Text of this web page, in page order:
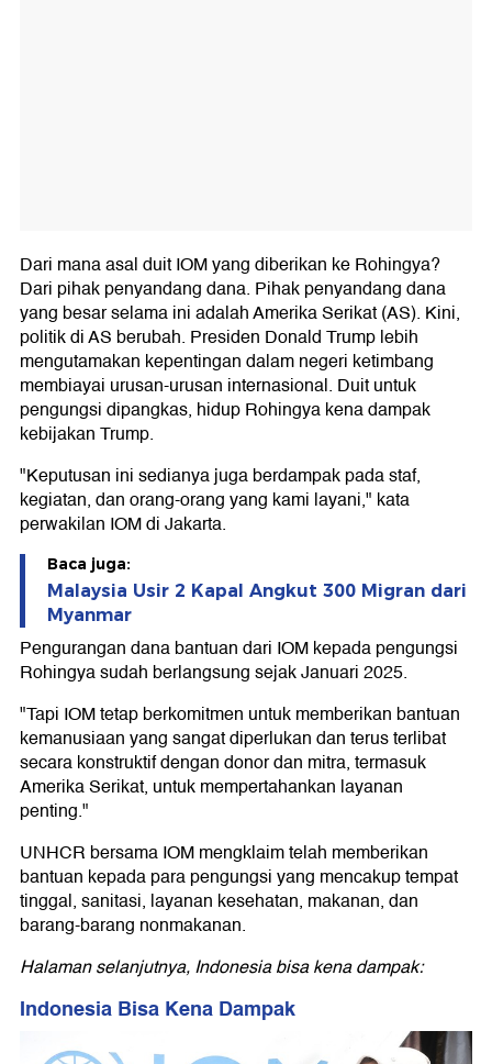
Dari mana asal duit IOM yang diberikan ke Rohingya?
Dari pihak penyandang dana. Pihak penyandang dana
yang besar selama ini adalah Amerika Serikat (AS). Kini,
politik di AS berubah. Presiden Donald Trump lebih
mengutamakan kepentingan dalam negeri ketimbang
membiayai urusan-urusan internasional. Duit untuk
pengungsi dipangkas, hidup Rohingya kena dampak
kebijakan Trump.
"Keputusan ini sedianya juga berdampak pada staf,
kegiatan, dan orang-orang yang kami layani," kata
perwakilan IOM di Jakarta.
Baca juga:
Malaysia Usir 2 Kapal Angkut 300 Migran dari
Myanmar
Pengurangan dana bantuan dari IOM kepada pengungsi
Rohingya sudah berlangsung sejak Januari 2025.
"Tapi IOM tetap berkomitmen untuk memberikan bantuan
kemanusiaan yang sangat diperlukan dan terus terlibat
secara konstruktif dengan donor dan mitra, termasuk
Amerika Serikat, untuk mempertahankan layanan
penting."
UNHCR bersama IOM mengklaim telah memberikan
bantuan kepada para pengungsi yang mencakup tempat
tinggal, sanitasi, layanan kesehatan, makanan, dan
barang-barang nonmakanan.
Halaman selanjutnya, Indonesia bisa kena dampak:
Indonesia Bisa Kena Dampak